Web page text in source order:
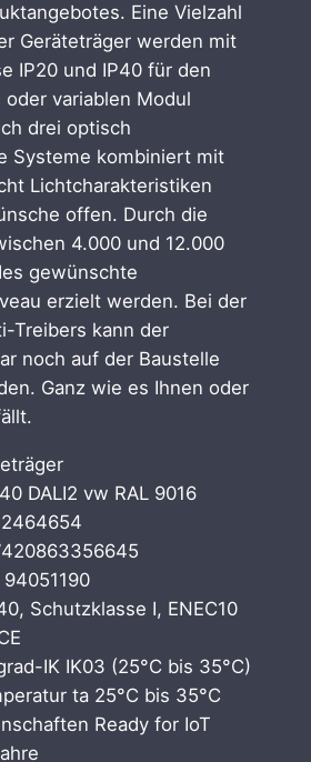
Eine Vielzahl
Geräteträger werden mit
IP20 und IP40 für den
variablen Modul
drei optisch
Systeme kombiniert mit
Lichtcharakteristiken
offen. Durch die
4.000 und 12.000
gewünschte
erzielt werden. Bei der
Treibers kann der
noch auf der Baustelle
Ganz wie es Ihnen oder
DALI2 vw RAL 9016
Schutzklasse I, ENEC10
IK IK03 (25°C bis 35°C)
ta 25°C bis 35°C
Ready for IoT